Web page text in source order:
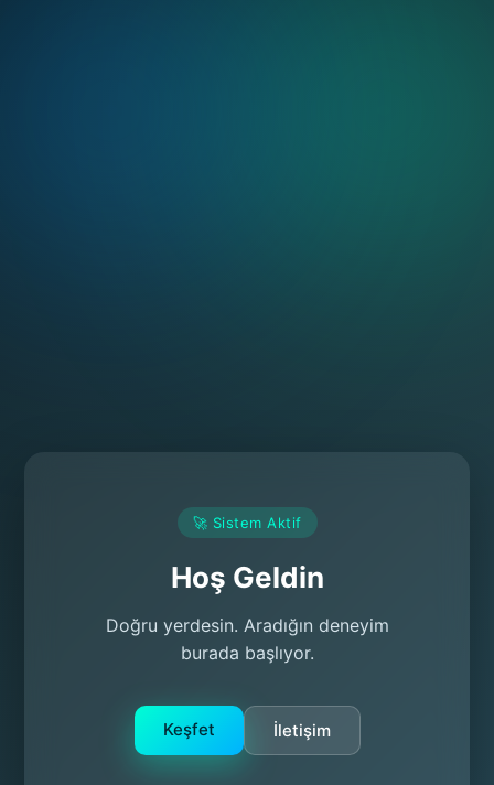
🚀 Sistem Aktif
Hoş Geldin
Doğru yerdesin. Aradığın deneyim
burada başlıyor.
Keşfet İletişim